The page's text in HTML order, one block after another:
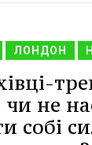
ЛОНДОН
чи не
собі